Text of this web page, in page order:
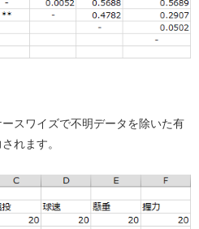
スワイズで不明データを除いた有
れます。